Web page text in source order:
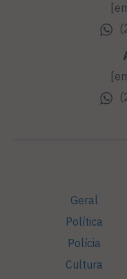
Geral
Política
Polícia
Cultura